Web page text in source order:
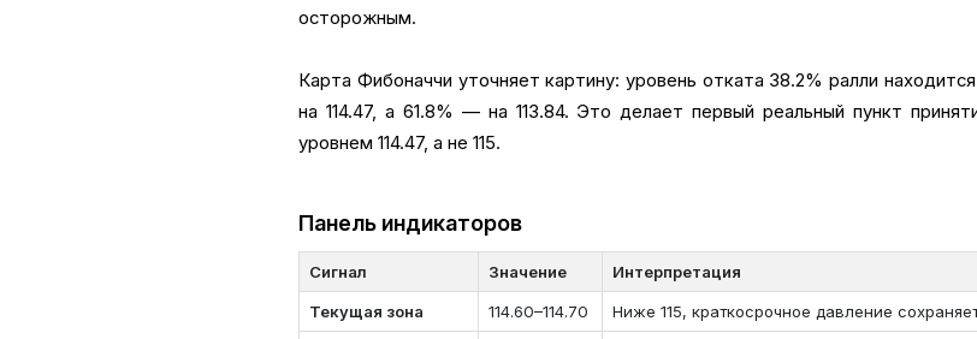
осторожным.
Карта Фибоначчи уточняет картину: уровень отката 38.2% ралли находится
на 114.47, а 61.8% — на 113.84. Это делает первый реальный пункт
уровнем 114.47, а не 115.
Панель индикаторов
Сигнал Значение Интерпретация
Текущая зона 114.60–114.70 Ниже 115, краткосрочное давление